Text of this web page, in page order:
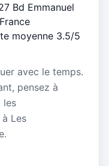
Bd Emmanuel
moyenne 3.5/5
avec le temps.
pensez à
les
Les